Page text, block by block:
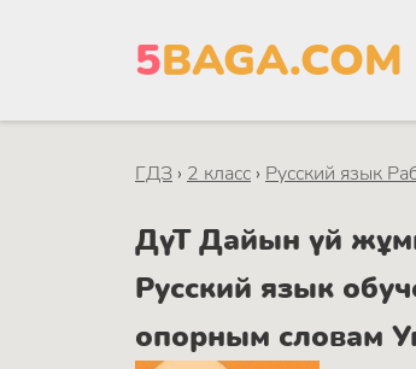
5BAGA.COM
ГДЗ › 2 класс › Русский язык
ДүТ Дайын үй
Русский язык
опорным словам